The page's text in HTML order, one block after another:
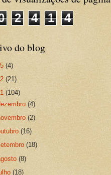
2 4 1 4
do blog
(4)
(21)
(104)
(4)
(2)
(16)
(18)
(8)
(18)